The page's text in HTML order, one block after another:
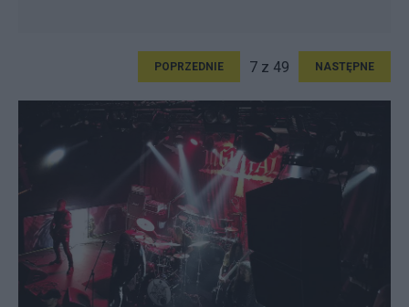
POPRZEDNIE 7 z 49 NASTĘPNE